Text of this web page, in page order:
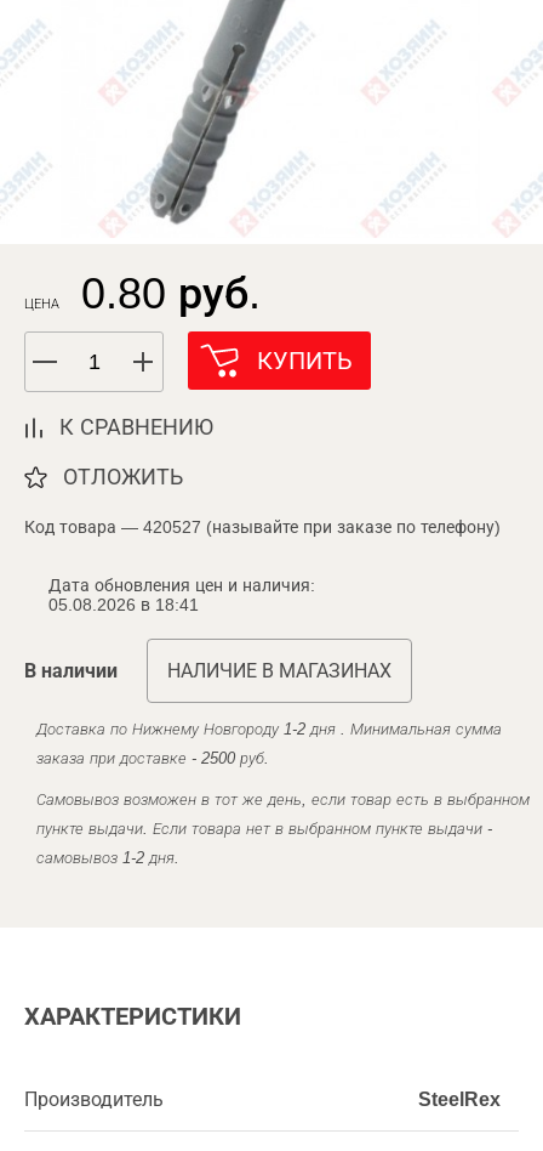
ЦЕНА 0.80 руб.
КУПИТЬ
К СРАВНЕНИЮ
ОТЛОЖИТЬ
Код товара — 420527 (называйте при заказе по телефону)
Дата обновления цен и наличия:
05.08.2026 в 18:41
В наличии НАЛИЧИЕ В МАГАЗИНАХ
Доставка по Нижнему Новгороду 1-2 дня . Минимальная сумма
заказа при доставке - 2500 руб.
Самовывоз возможен в тот же день, если товар есть в выбранном
пункте выдачи. Если товара нет в выбранном пункте выдачи -
самовывоз 1-2 дня.
ХАРАКТЕРИСТИКИ
Производитель SteelRex